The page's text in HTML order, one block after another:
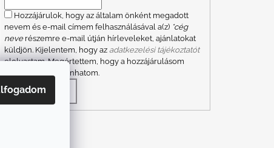
Hozzájárulok, hogy az általam önként megadott
nevem és e-mail címem felhasználásával a(z) *cég
neverészemre e-mail útján hírleveleket, ajánlatokat
küldjön. Kijelentem, hogy az adatkezelési tájékoztatót
elolvastam. Megértettem, hogy a hozzájárulásom
bármikor visszavonhatom.
FELIRATKOZÁS